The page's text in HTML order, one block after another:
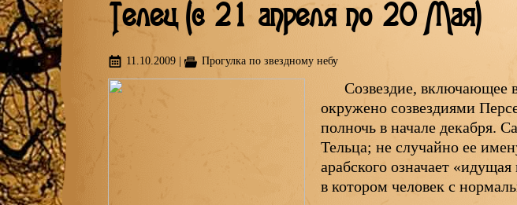
Телец (с 21 апреля по 20 Мая)
11.10.2009 Прогулка по звездному небу
Созвездие, включающее
окружено созвездиями
полночь в начале декабря.
Тельца; не случайно ее
арабского означает
в котором человек с